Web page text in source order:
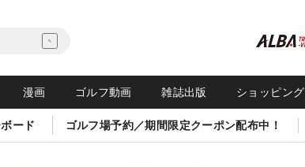
漫画 ゴルフ動画 雑誌出版 ショッピング
ード ゴルフ場予約／期間限定クーポン配布中！